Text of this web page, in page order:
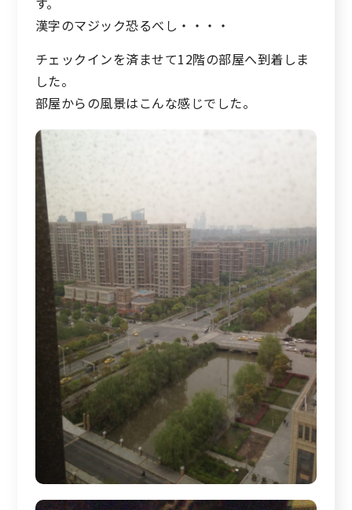
漢字のマジック恐るべし・・・・
チェックインを済ませて12階の部屋へ到着しま
した。
部屋からの風景はこんな感じでした。